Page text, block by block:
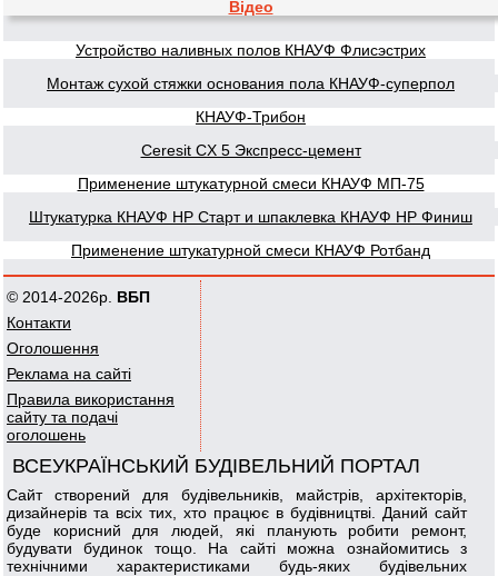
Відео
Устройство наливных полов КНАУФ Флисэстрих
Монтаж сухой стяжки основания пола КНАУФ-суперпол
КНАУФ-Трибон
Ceresit CX 5 Экспресс-цемент
Применение штукатурной смеси КНАУФ МП-75
Штукатурка КНАУФ НР Старт и шпаклевка КНАУФ НР Финиш
Применение штукатурной смеси КНАУФ Ротбанд
© 2014-2026р. ВБП
Контакти
Оголошення
Реклама на сайті
Правила використання
сайту та подачі
оголошень
ВСЕУКРАЇНСЬКИЙ БУДІВЕЛЬНИЙ ПОРТАЛ
Сайт створений для будівельників, майстрів, архітекторів,
дизайнерів та всіх тих, хто працює в будівництві. Даний сайт
буде корисний для людей, які планують робити ремонт,
будувати будинок тощо. На сайті можна ознайомитись з
технічними характеристиками будь-яких будівельних